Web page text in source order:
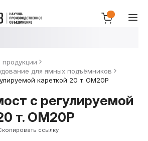
продукции
для ямных подъёмников
кареткой 20 т. ОМ20Р
с регулируемой
т. ОМ20Р
ссылку